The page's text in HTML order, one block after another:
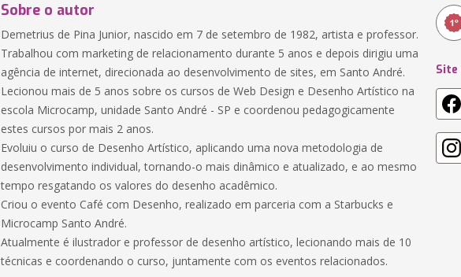
Sobre o autor
Demetrius de Pina Junior, nascido em 7 de setembro de 1982, artista e professor.
Trabalhou com marketing de relacionamento durante 5 anos e depois dirigiu uma
agência de internet, direcionada ao desenvolvimento de sites, em Santo André.
Lecionou mais de 5 anos sobre os cursos de Web Design e Desenho Artístico na
escola Microcamp, unidade Santo André - SP e coordenou pedagogicamente
estes cursos por mais 2 anos.
Evoluiu o curso de Desenho Artístico, aplicando uma nova metodologia de
desenvolvimento individual, tornando-o mais dinâmico e atualizado, e ao mesmo
tempo resgatando os valores do desenho acadêmico.
Criou o evento Café com Desenho, realizado em parceria com a Starbucks e
Microcamp Santo André.
Atualmente é ilustrador e professor de desenho artístico, lecionando mais de 10
técnicas e coordenando o curso, juntamente com os eventos relacionados.